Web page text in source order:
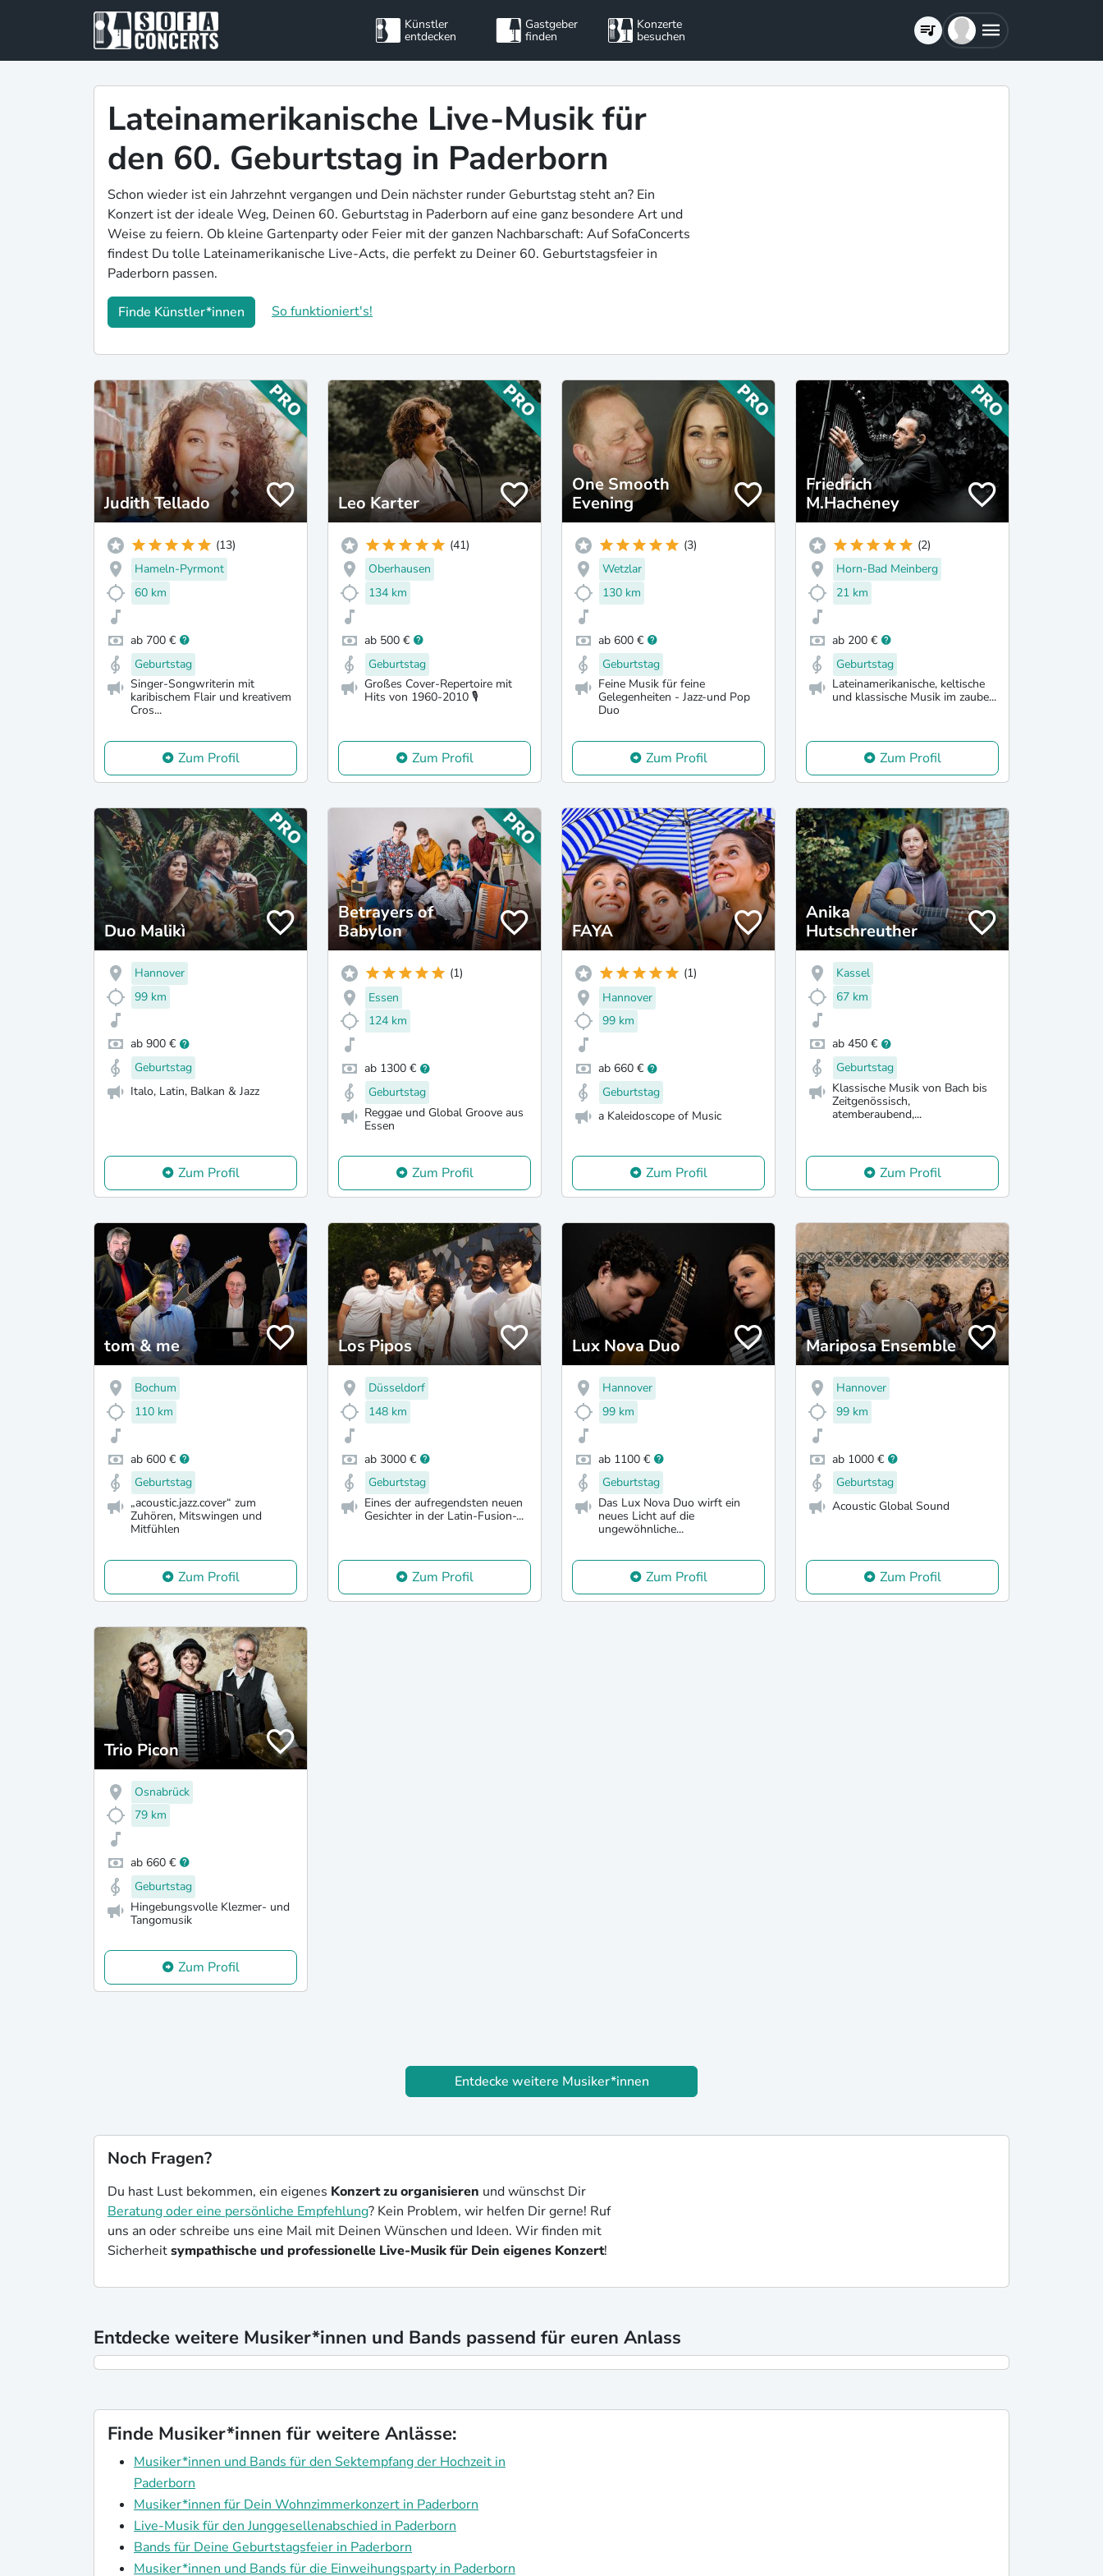
Künstler
entdecken
Gastgeber
finden
Konzerte
besuchen
Lateinamerikanische Live-Musik für
den 60. Geburtstag in Paderborn
Schon wieder ist ein Jahrzehnt vergangen und Dein nächster runder Geburtstag steht an? Ein
Konzert ist der ideale Weg, Deinen 60. Geburtstag in Paderborn auf eine ganz besondere Art und
Weise zu feiern. Ob kleine Gartenparty oder Feier mit der ganzen Nachbarschaft: Auf SofaConcerts
findest Du tolle Lateinamerikanische Live-Acts, die perfekt zu Deiner 60. Geburtstagsfeier in
Paderborn passen.
Finde Künstler*innen So funktioniert's!
Judith Tellado
(13)
Hameln-Pyrmont
60 km
ab 700 €
Geburtstag
Singer-Songwriterin mit
karibischem Flair und kreativem
Cros...
Zum Profil
Leo Karter
(41)
Oberhausen
134 km
ab 500 €
Geburtstag
Großes Cover-Repertoire mit
Hits von 1960-2010 🎙️
Zum Profil
One Smooth
Evening
(3)
Wetzlar
130 km
ab 600 €
Geburtstag
Feine Musik für feine
Gelegenheiten - Jazz-und Pop
Duo
Zum Profil
Friedrich
M.Hacheney
(2)
Horn-Bad Meinberg
21 km
ab 200 €
Geburtstag
Lateinamerikanische, keltische
und klassische Musik im zaube...
Zum Profil
Duo Malikì
Hannover
99 km
ab 900 €
Geburtstag
Italo, Latin, Balkan & Jazz
Zum Profil
Betrayers of
Babylon
(1)
Essen
124 km
ab 1300 €
Geburtstag
Reggae und Global Groove aus
Essen
Zum Profil
FAYA
(1)
Hannover
99 km
ab 660 €
Geburtstag
a Kaleidoscope of Music
Zum Profil
Anika
Hutschreuther
Kassel
67 km
ab 450 €
Geburtstag
Klassische Musik von Bach bis
Zeitgenössisch,
atemberaubend,...
Zum Profil
tom & me
Bochum
110 km
ab 600 €
Geburtstag
„acoustic.jazz.cover“ zum
Zuhören, Mitswingen und
Mitfühlen
Zum Profil
Los Pipos
Düsseldorf
148 km
ab 3000 €
Geburtstag
Eines der aufregendsten neuen
Gesichter in der Latin-Fusion-...
Zum Profil
Lux Nova Duo
Hannover
99 km
ab 1100 €
Geburtstag
Das Lux Nova Duo wirft ein
neues Licht auf die
ungewöhnliche...
Zum Profil
Mariposa Ensemble
Hannover
99 km
ab 1000 €
Geburtstag
Acoustic Global Sound
Zum Profil
Trio Picon
Osnabrück
79 km
ab 660 €
Geburtstag
Hingebungsvolle Klezmer- und
Tangomusik
Zum Profil
Entdecke weitere Musiker*innen
Noch Fragen?
Du hast Lust bekommen, ein eigenes Konzert zu organisieren und wünschst Dir
Beratung oder eine persönliche Empfehlung? Kein Problem, wir helfen Dir gerne! Ruf
uns an oder schreibe uns eine Mail mit Deinen Wünschen und Ideen. Wir finden mit
Sicherheitsympathische und professionelle Live-Musik für Dein eigenes Konzert!
Entdecke weitere Musiker*innen und Bands passend für euren Anlass
Finde Musiker*innen für weitere Anlässe:
Musiker*innen und Bands für den Sektempfang der Hochzeit in
Paderborn
Musiker*innen für Dein Wohnzimmerkonzert in Paderborn
Live-Musik für den Junggesellenabschied in Paderborn
Bands für Deine Geburtstagsfeier in Paderborn
Musiker*innen und Bands für die Einweihungsparty in Paderborn